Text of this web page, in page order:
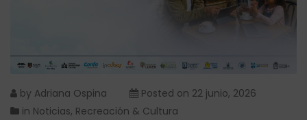
by Adriana Ospina Posted on 22 junio, 2026
in Noticias, Recreación & Cultura